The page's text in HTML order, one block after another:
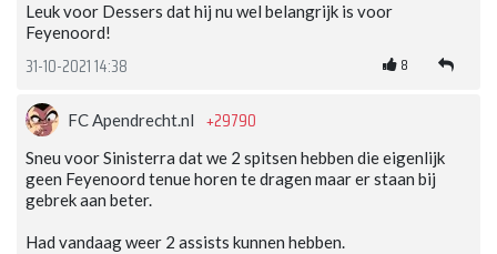
Leuk voor Dessers dat hij nu wel belangrijk is voor
Feyenoord!
31-10-2021 14:38 8
FC Apendrecht.nl +29790
Sneu voor Sinisterra dat we 2 spitsen hebben die eigenlijk
geen Feyenoord tenue horen te dragen maar er staan bij
gebrek aan beter.
Had vandaag weer 2 assists kunnen hebben.